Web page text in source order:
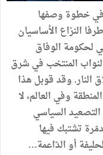
في خطوة وصفها
النزاع الأساسيان
لحكومة الوفاق
المنتخب في شرق
2020، وقف إطلاق النار. وقد قوبل هذا
وفي العالم، لا
السياسي
تشتبك فيها
أو الدّاعمة…